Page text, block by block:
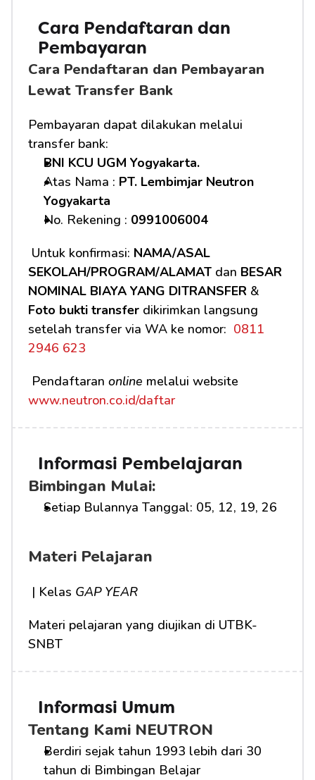
Cara Pendaftaran dan
Pembayaran
Cara Pendaftaran dan Pembayaran
Lewat Transfer Bank
Pembayaran dapat dilakukan melalui
transfer bank:
BNI KCU UGM Yogyakarta.
Atas Nama : PT. Lembimjar Neutron
Yogyakarta
No. Rekening : 0991006004
Untuk konfirmasi: NAMA/ASAL
SEKOLAH/PROGRAM/ALAMAT dan BESAR
NOMINAL BIAYA YANG DITRANSFER
Foto bukti transfer dikirimkan langsung
setelah transfer via WA ke nomor: 0811
2946 623
Pendaftaran online
www.neutron.co.id/daftar
Informasi Pembelajaran
Bimbingan Mulai:
Setiap Bulannya Tanggal: 05, 12, 19, 26
Materi Pelajaran
| Kelas GAP YEAR
Materi pelajaran yang diujikan di UTBK-
SNBT
Informasi Umum
Tentang Kami NEUTRON
Berdiri sejak tahun 1993 lebih dari 30
tahun di Bimbingan Belajar